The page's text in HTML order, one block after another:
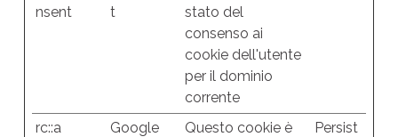
nsent
t
stato del
consenso ai
cookie dell'utente
per il dominio
corrente
rc::a Google
Questo cookie è
Persist